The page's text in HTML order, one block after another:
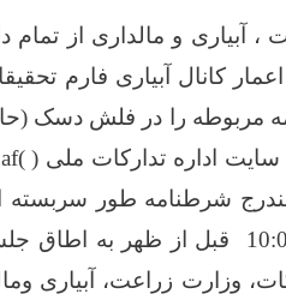
، آبیاری و مالداری از
کانال آبیاری فارم
مربوطه را در فلش دسک
سایت اداره تدارکات ملی )
(
شرطنامه طور سربسته
قبل از ظهر به اطاق
وزارت زراعت، آبیاری